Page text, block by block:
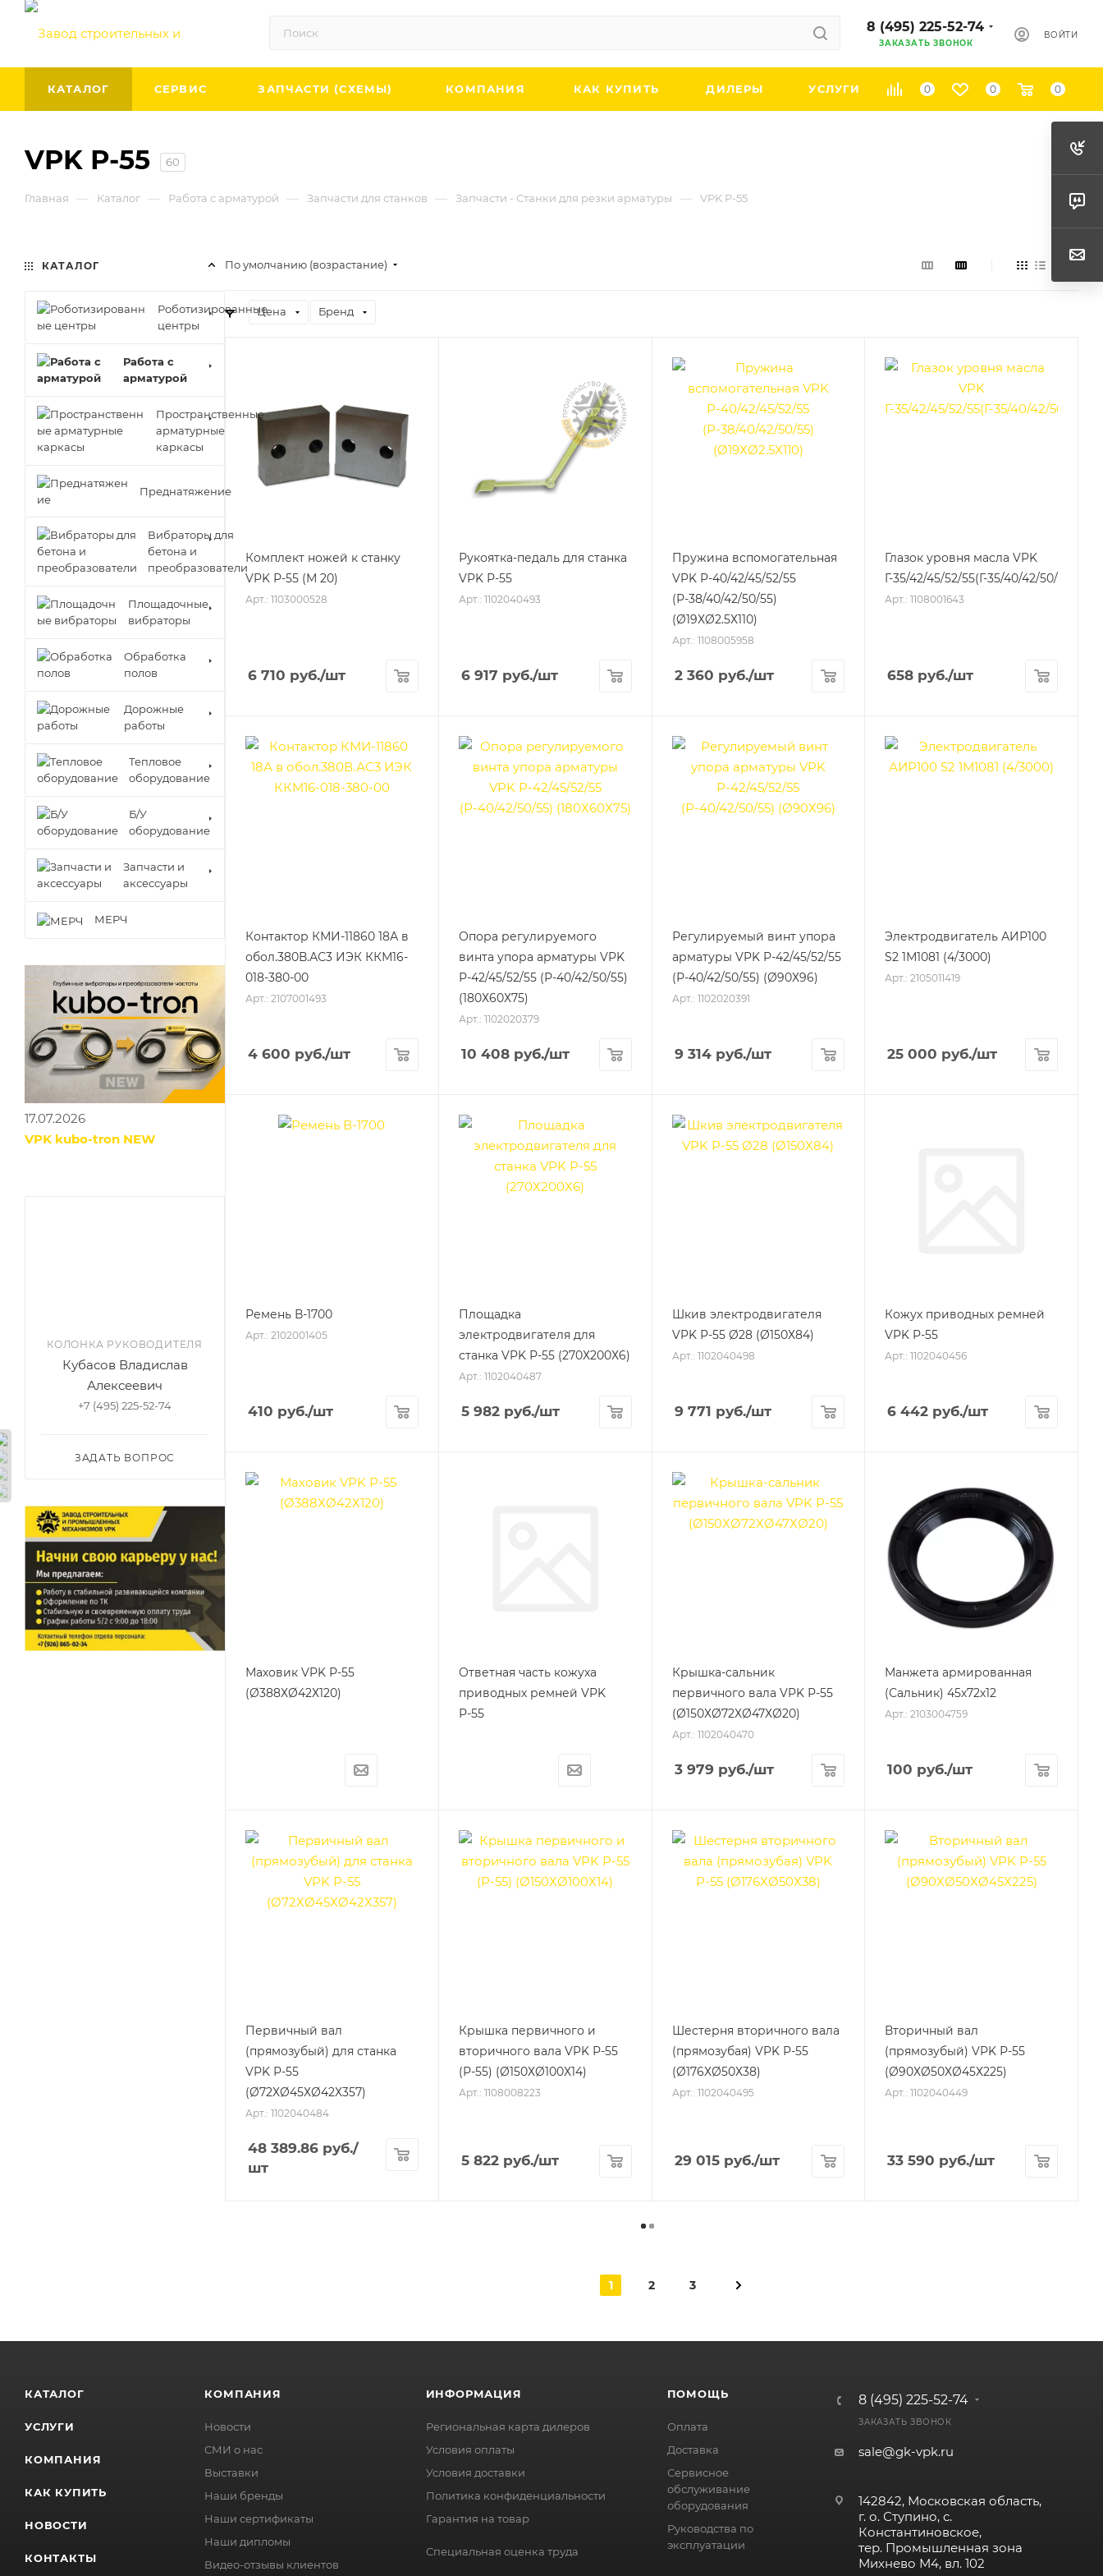
8 (495) 225-52-74
ЗАКАЗАТЬ ЗВОНОК
ВОЙТИ
0 0 0
КАТАЛОГ СЕРВИС ЗАПЧАСТИ (СХЕМЫ) КОМПАНИЯ КАК КУПИТЬ ДИЛЕРЫ УСЛУГИ
VPK Р-55 60
Главная — Каталог — Работа с арматурой — Запчасти для станков — Запчасти - Станки для резки арматуры — VPK Р-55
По умолчанию (возрастание)
Цена Бренд
Комплект ножей к станку
VPK Р-55 (М 20)
Арт.: 1103000528
6 710 руб./шт
Рукоятка-педаль для станка
VPK Р-55
Арт.: 1102040493
6 917 руб./шт
Пружина вспомогательная
VPK Р-40/42/45/52/55
(Р-38/40/42/50/55)
(Ø19ХØ2.5Х110)
Арт.: 1108005958
2 360 руб./шт
Глазок уровня масла VPK
Г-35/42/45/52/55(Г-35/40/42/50/55);Р-
Арт.: 1108001643
658 руб./шт
Контактор КМИ-11860 18А в
обол.380В.АС3 ИЭК ККМ16-
018-380-00
Арт.: 2107001493
4 600 руб./шт
Опора регулируемого
винта упора арматуры VPK
Р-42/45/52/55 (Р-40/42/50/55)
(180Х60Х75)
Арт.: 1102020379
10 408руб./шт
Регулируемый винт упора
арматуры VPK Р-42/45/52/55
(Р-40/42/50/55) (Ø90Х96)
Арт.: 1102020391
9 314руб./шт
Электродвигатель АИР100
S2 1М1081 (4/3000)
Арт.: 2105011419
25 000 руб./шт
Ремень В-1700
Арт.: 2102001405
410 руб./шт
Площадка
электродвигателя для
станка VPK Р-55 (270Х200Х6)
Арт.: 1102040487
5 982руб./шт
Шкив электродвигателя
VPK Р-55 Ø28 (Ø150Х84)
Арт.: 1102040498
9 771 руб./шт
Кожух приводных ремней
VPK Р-55
Арт.: 1102040456
6 442 руб./шт
Маховик VPK Р-55
(Ø388ХØ42Х120)
Ответная часть кожуха
приводных ремней VPK
Р-55
Крышка-сальник
первичного вала VPK Р-55
(Ø150ХØ72ХØ47ХØ20)
Арт.: 1102040470
3 979 руб./шт
Манжета армированная
(Сальник) 45х72х12
Арт.: 2103004759
100 руб./шт
Первичный вал
(прямозубый) для станка
VPK Р-55
(Ø72ХØ45ХØ42Х357)
Арт.: 1102040484
48 389.86 руб./
шт
Крышка первичного и
вторичного вала VPK Р-55
(Р-55) (Ø150ХØ100Х14)
Арт.: 1108008223
5 822руб./шт
Шестерня вторичного вала
(прямозубая) VPK Р-55
(Ø176ХØ50Х38)
Арт.: 1102040495
29 015руб./шт
Вторичный вал
(прямозубый) VPK Р-55
(Ø90ХØ50ХØ45Х225)
Арт.: 1102040449
33 590 руб./шт
1 2 3
КАТАЛОГ
Роботизированные
центры
Работа с
арматурой
Пространственные
арматурные
каркасы
Преднатяжение
Вибраторы для
бетона и
преобразователи
Площадочные
вибраторы
Обработка
полов
Дорожные
работы
Тепловое
оборудование
Б/У
оборудование
Запчасти и
аксессуары
МЕРЧ
17.07.2026
VPK kubo-tron NEW
КОЛОНКА РУКОВОДИТЕЛЯ
Кубасов Владислав
Алексеевич
+7 (495) 225-52-74
ЗАДАТЬ ВОПРОС
КАТАЛОГ
УСЛУГИ
КОМПАНИЯ
КАК КУПИТЬ
НОВОСТИ
КОНТАКТЫ
КОМПАНИЯ
Новости
СМИ о нас
Выставки
Наши бренды
Наши сертификаты
Наши дипломы
Видео-отзывы клиентов
ИНФОРМАЦИЯ
Региональная карта дилеров
Условия оплаты
Условия доставки
Политика конфиденциальности
Гарантия на товар
Специальная оценка труда
ПОМОЩЬ
Оплата
Доставка
Сервисное
обслуживание
оборудования
Руководства по
эксплуатации
8 (495) 225-52-74
ЗАКАЗАТЬ ЗВОНОК
sale@gk-vpk.ru
142842, Московская область,
г. о. Ступино, с.
Константиновское,
тер. Промышленная зона
Михнево М4, вл. 102